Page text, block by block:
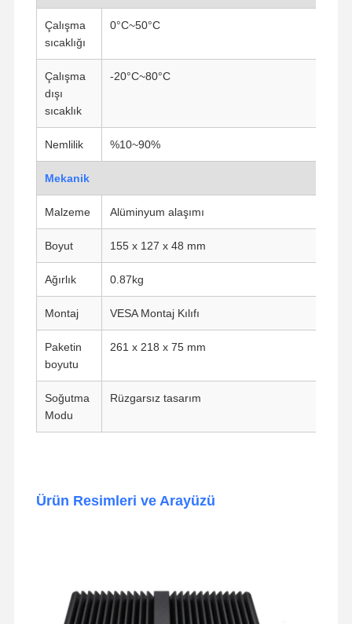
1U Raf Montajlı PC
POE Mini PC
NAS Mini PC
Güvenlik Duvarı Ana Kartı
Çalışma
sıcaklığı
0°C~50°C
Çalışma
dışı
sıcaklık
-20°C~80°C
Nemlilik %10~90%
Mekanik
Malzeme Alüminyum alaşımı
Boyut 155 x 127 x 48 mm
Ağırlık 0.87kg
Montaj VESA Montaj Kılıfı
Paketin
boyutu
261 x 218 x 75 mm
Soğutma
Modu
Rüzgarsız tasarım
Ürün Resimleri ve Arayüzü